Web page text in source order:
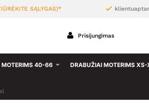
SĄLYGAS)*
Prisijungimas
MOTERIMS 40-66 DRABUŽIAI MOTERIMS